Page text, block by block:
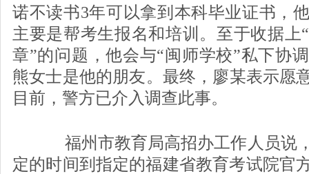
诺不读书3年可以拿到本科毕业证书，
主要是帮考生报名和培训。至于收据上
章”的问题，他会与“闽师学校”私下协
熊女士是他的朋友。最终，廖某表示愿
目前，警方已介入调查此事。
福州市教育局高招办工作人员说
定的时间到指定的福建省教育考试院官